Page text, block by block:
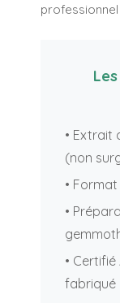
• Extrait
(non
•
•
•
fabriqué